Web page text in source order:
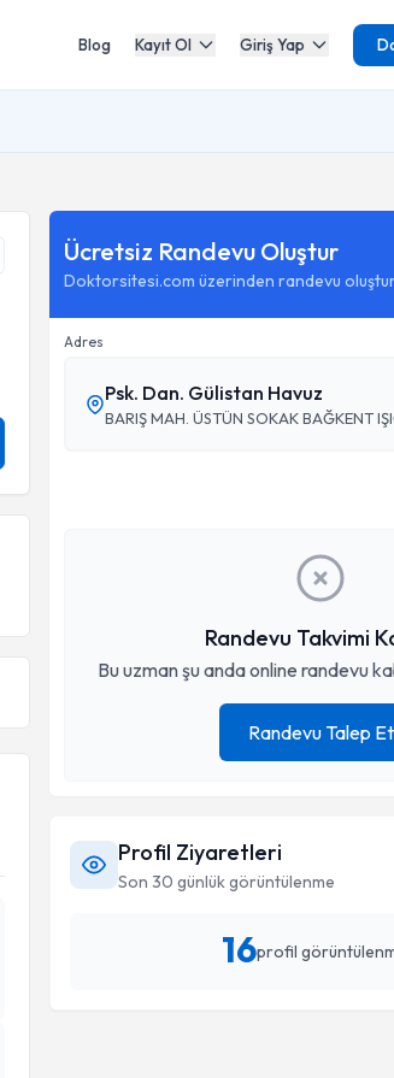
Blog Kayıt Ol Giriş Yap
Ücretsiz Randevu Oluştur
Doktorsitesi.com üzerinden randevu
Adres
Psk. Dan. Gülistan Havuz
Randevu Takvimi
Bu uzman şu anda online randevu
Randevu Talep Et
Profil Ziyaretleri
Son 30 günlük görüntülenme
16profil